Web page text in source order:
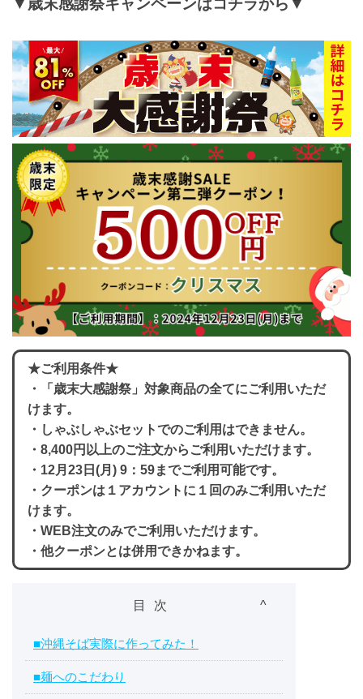
▼歳末感謝祭キャンペーンはコチラから▼
★ご利用条件★
・「歳末大感謝祭」対象商品の全てにご利用いただ
けます。
・しゃぶしゃぶセットでのご利用はできません。
・8,400円以上のご注文からご利用いただけます。
・12月23日(月) 9：59までご利用可能です。
・クーポンは１アカウントに１回のみご利用いただ
けます。
・WEB注文のみでご利用いただけます。
・他クーポンとは併用できかねます。
目次
■沖縄そば実際に作ってみた！
■麺へのこだわり